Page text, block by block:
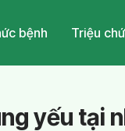
bệnh Triệu
yếu tại